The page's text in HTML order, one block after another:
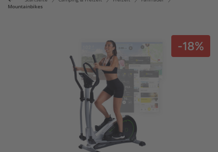
Mountainbikes
-18%